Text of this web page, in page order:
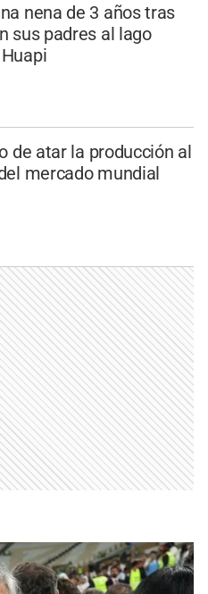
nena de 3 años tras
sus padres al lago
de atar la producción al
mercado mundial